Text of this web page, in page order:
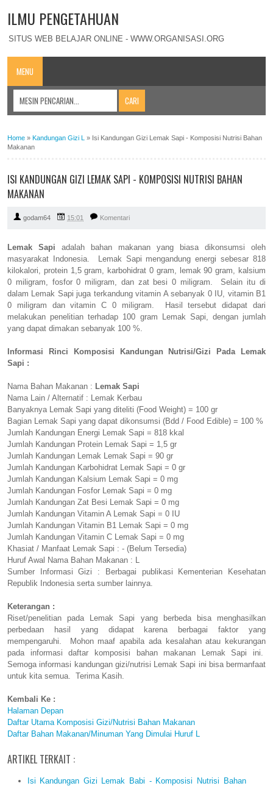
ILMU PENGETAHUAN
SITUS WEB BELAJAR ONLINE - WWW.ORGANISASI.ORG
MENU
Home » Kandungan Gizi L » Isi Kandungan Gizi Lemak Sapi - Komposisi Nutrisi Bahan
Makanan
ISI KANDUNGAN GIZI LEMAK SAPI - KOMPOSISI NUTRISI BAHAN
MAKANAN
godam64 15:01 Komentari
Lemak Sapi adalah bahan makanan yang biasa dikonsumsi oleh
masyarakat Indonesia. Lemak Sapi mengandung energi sebesar 818
kilokalori, protein 1,5 gram, karbohidrat 0 gram, lemak 90 gram, kalsium
0 miligram, fosfor 0 miligram, dan zat besi 0 miligram. Selain itu di
dalam Lemak Sapi juga terkandung vitamin A sebanyak 0 IU, vitamin B1
0 miligram dan vitamin C 0 miligram. Hasil tersebut didapat dari
melakukan penelitian terhadap 100 gram Lemak Sapi, dengan jumlah
yang dapat dimakan sebanyak 100 %.
Informasi Rinci Komposisi Kandungan Nutrisi/Gizi Pada Lemak
Sapi :
Nama Bahan Makanan : Lemak Sapi
Nama Lain / Alternatif : Lemak Kerbau
Banyaknya Lemak Sapi yang diteliti (Food Weight) = 100 gr
Bagian Lemak Sapi yang dapat dikonsumsi (Bdd / Food Edible) = 100 %
Jumlah Kandungan Energi Lemak Sapi = 818 kkal
Jumlah Kandungan Protein Lemak Sapi = 1,5 gr
Jumlah Kandungan Lemak Lemak Sapi = 90 gr
Jumlah Kandungan Karbohidrat Lemak Sapi = 0 gr
Jumlah Kandungan Kalsium Lemak Sapi = 0 mg
Jumlah Kandungan Fosfor Lemak Sapi = 0 mg
Jumlah Kandungan Zat Besi Lemak Sapi = 0 mg
Jumlah Kandungan Vitamin A Lemak Sapi = 0 IU
Jumlah Kandungan Vitamin B1 Lemak Sapi = 0 mg
Jumlah Kandungan Vitamin C Lemak Sapi = 0 mg
Khasiat / Manfaat Lemak Sapi : - (Belum Tersedia)
Huruf Awal Nama Bahan Makanan : L
Sumber Informasi Gizi : Berbagai publikasi Kementerian Kesehatan
Republik Indonesia serta sumber lainnya.
Keterangan :
Riset/penelitian pada Lemak Sapi yang berbeda bisa menghasilkan
perbedaan hasil yang didapat karena berbagai faktor yang
mempengaruhi. Mohon maaf apabila ada kesalahan atau kekurangan
pada informasi daftar komposisi bahan makanan Lemak Sapi ini.
Semoga informasi kandungan gizi/nutrisi Lemak Sapi ini bisa bermanfaat
untuk kita semua. Terima Kasih.
Kembali Ke :
Halaman Depan
Daftar Utama Komposisi Gizi/Nutrisi Bahan Makanan
Daftar Bahan Makanan/Minuman Yang Dimulai Huruf L
ARTIKEL TERKAIT :
Isi Kandungan Gizi Lemak Babi - Komposisi Nutrisi Bahan